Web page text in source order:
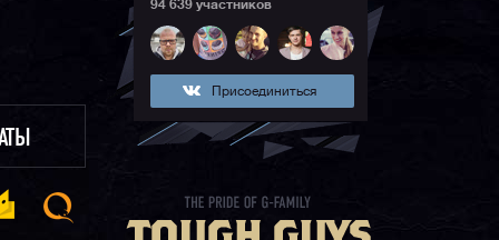
94 639 участников
Присоединиться